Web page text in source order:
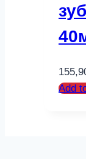
Add